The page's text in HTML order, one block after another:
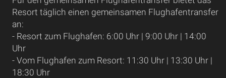
Resort täglich einen gemeinsamen Flughafentransfer
an:
- Resort zum Flughafen: 6:00 Uhr | 9:00 Uhr | 14:00
Uhr
- Vom Flughafen zum Resort: 11:30 Uhr | 13:30 Uhr |
18:30 Uhr